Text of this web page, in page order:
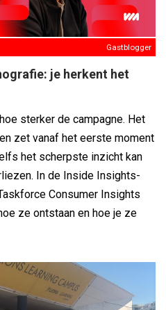
Gastblogger
je herkent het
sterker de campagne. Het
zet vanaf het eerste moment
het scherpste inzicht kan
In de Inside Insights-
Consumer Insights
ze ontstaan en hoe je ze